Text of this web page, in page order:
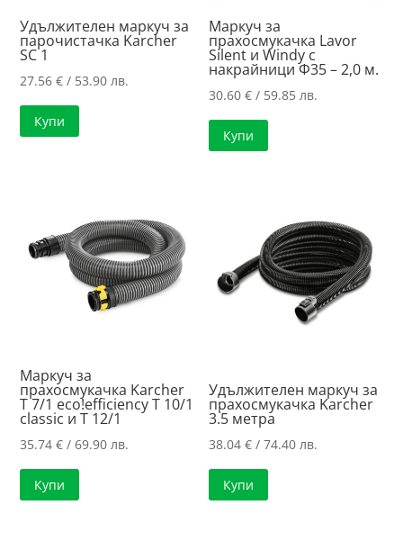
Удължителен маркуч за
парочистачка Karcher
SC 1
27.56€ / 53.90 лв.
Купи
Маркуч за
прахосмукачка Lavor
Silent и Windy с
накрайници Ф35 – 2,0 м.
30.60€ / 59.85 лв.
Купи
Маркуч за
прахосмукачка Karcher
T 7/1 eco!efficiency T 10/1
classic и Т 12/1
35.74€ / 69.90 лв.
Купи
Удължителен маркуч за
прахосмукачка Karcher
3.5 метра
38.04€ / 74.40 лв.
Купи